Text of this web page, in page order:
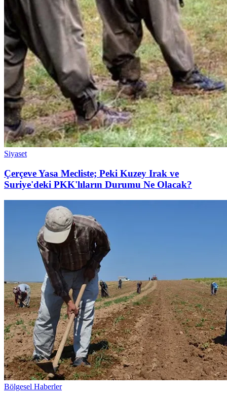
Siyaset
Çerçeve Yasa Mecliste; Peki Kuzey Irak ve
Suriye'deki PKK'lıların Durumu Ne Olacak?
Bölgesel Haberler